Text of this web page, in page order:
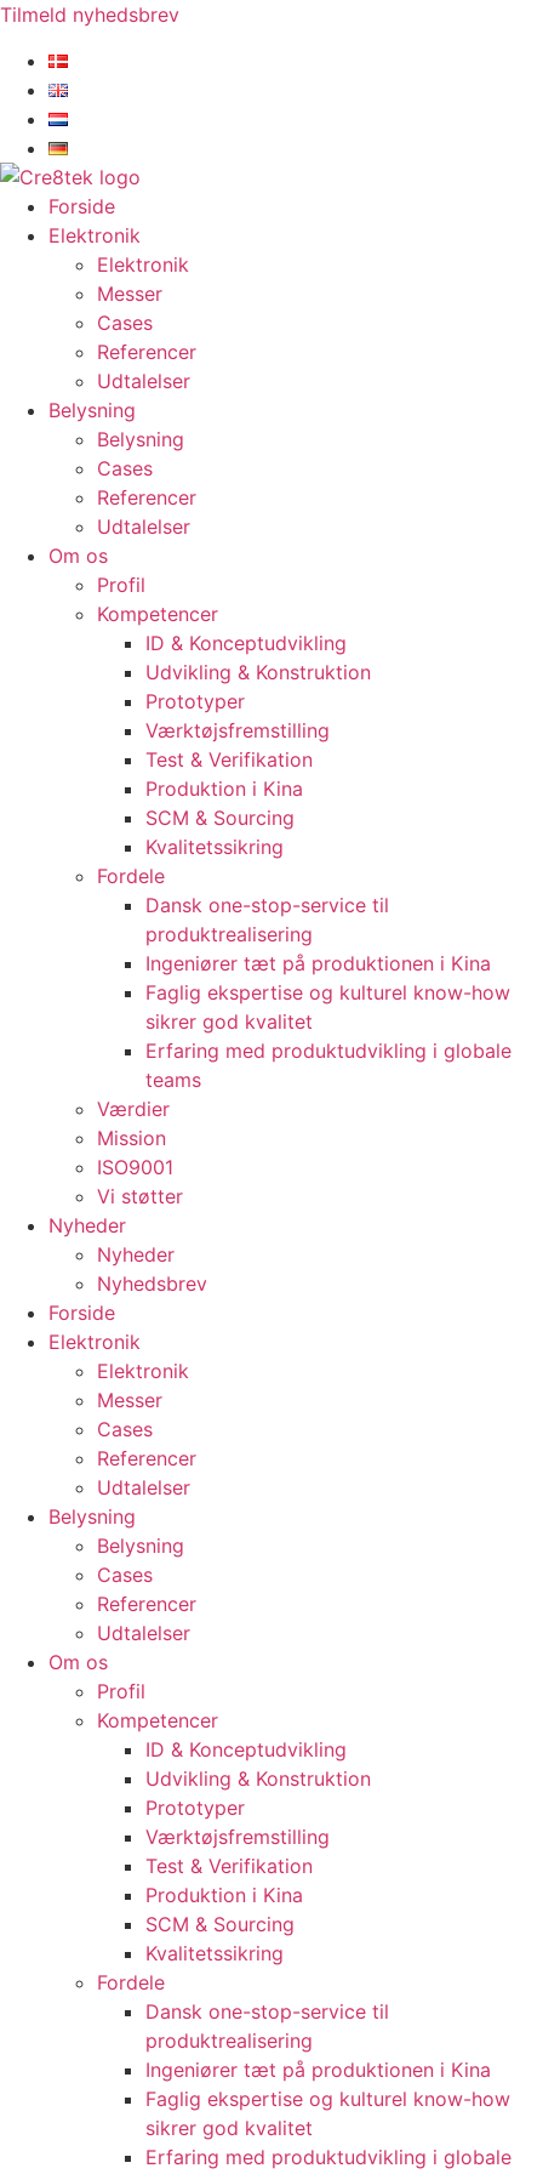
Videre
indhold
Tilmeld nyhedsbrev
Forside
Elektronik
Elektronik
Messer
Cases
Referencer
Udtalelser
Belysning
Belysning
Cases
Referencer
Udtalelser
Om os
Profil
Kompetencer
ID & Konceptudvikling
Udvikling & Konstruktion
Prototyper
Værktøjsfremstilling
Test & Verifikation
Produktion i Kina
SCM & Sourcing
Kvalitetssikring
Fordele
Dansk one-stop-service til
produktrealisering
Ingeniører tæt på produktionen i Kina
Faglig ekspertise og kulturel know-how
sikrer god kvalitet
Erfaring med produktudvikling i globale
teams
Værdier
Mission
ISO9001
Vi støtter
Nyheder
Nyheder
Nyhedsbrev
Forside
Elektronik
Elektronik
Messer
Cases
Referencer
Udtalelser
Belysning
Belysning
Cases
Referencer
Udtalelser
Om os
Profil
Kompetencer
ID & Konceptudvikling
Udvikling & Konstruktion
Prototyper
Værktøjsfremstilling
Test & Verifikation
Produktion i Kina
SCM & Sourcing
Kvalitetssikring
Fordele
Dansk one-stop-service til
produktrealisering
Ingeniører tæt på produktionen i Kina
Faglig ekspertise og kulturel know-how
sikrer god kvalitet
Erfaring med produktudvikling i globale